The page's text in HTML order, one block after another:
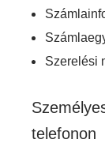
Szerelési
telefonon